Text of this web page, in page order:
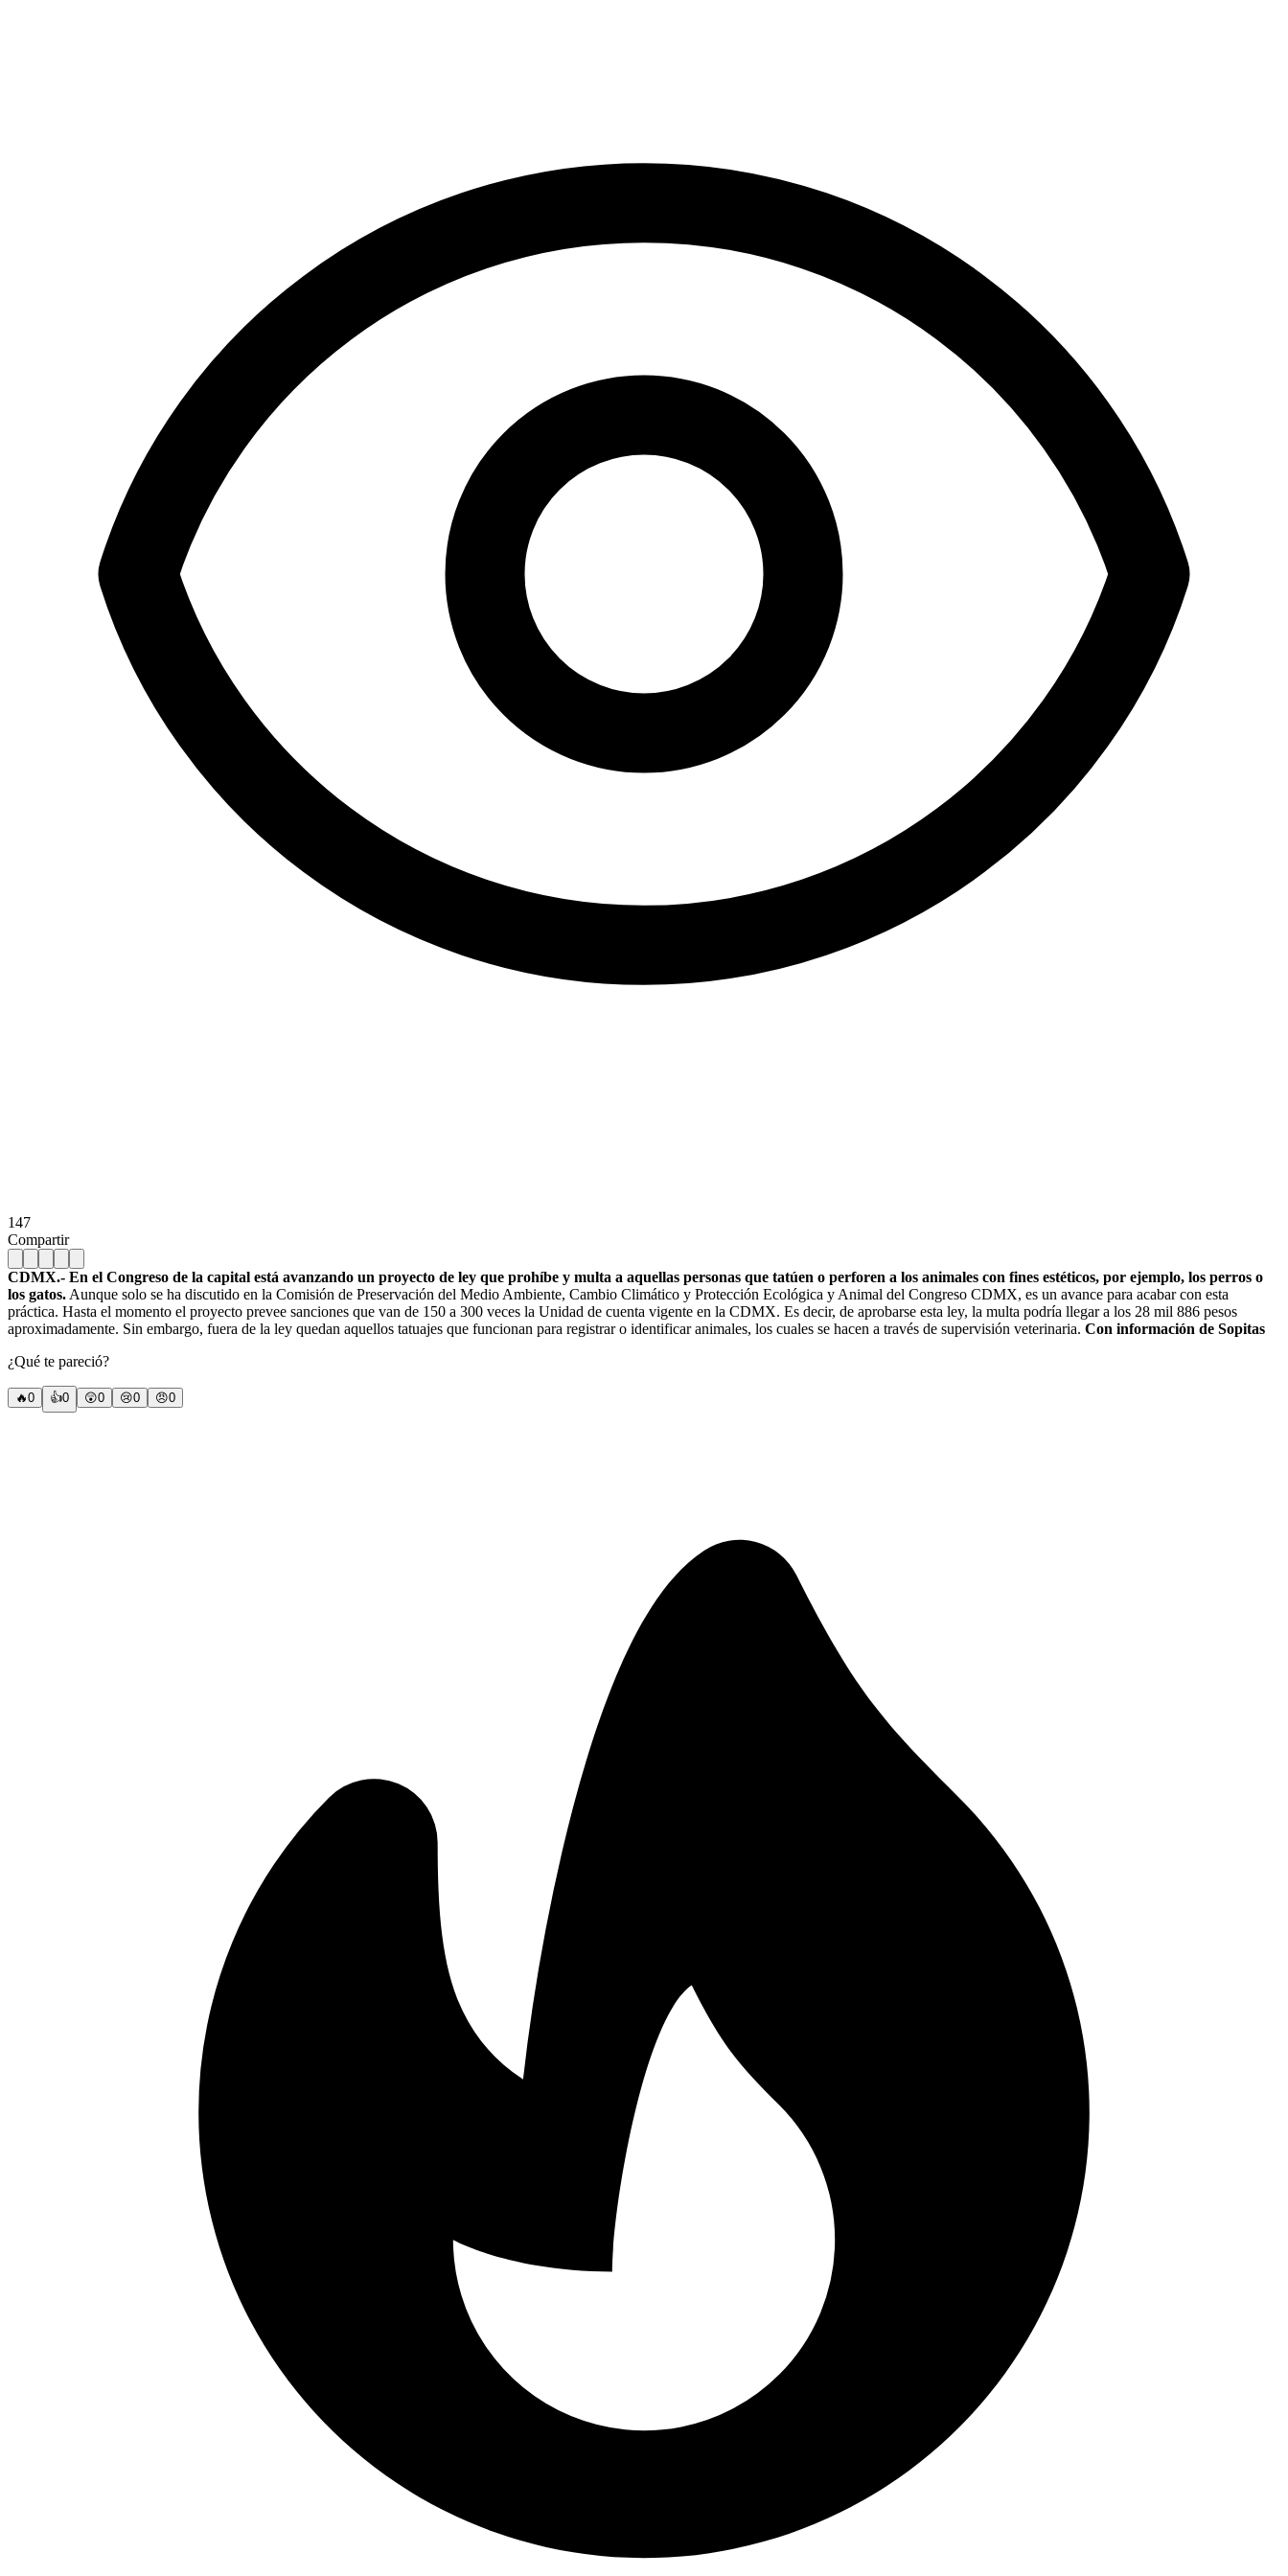
147
Compartir
CDMX.- En el Congreso de la capital está avanzando un proyecto de ley que prohíbe y multa a aquellas personas que tatúen o perforen a los animales con fines estéticos, por ejemplo, los perros o
los gatos. Aunque solo se ha discutido en la Comisión de Preservación del Medio Ambiente, Cambio Climático y Protección Ecológica y Animal del Congreso CDMX, es un avance para acabar con esta
práctica. Hasta el momento el proyecto prevee sanciones que van de 150 a 300 veces la Unidad de cuenta vigente en la CDMX. Es decir, de aprobarse esta ley, la multa podría llegar a los 28 mil 886 pesos
aproximadamente. Sin embargo, fuera de la ley quedan aquellos tatuajes que funcionan para registrar o identificar animales, los cuales se hacen a través de supervisión veterinaria. Con información de Sopitas
¿Qué te pareció?
🔥0 👍0 😲0 😢0 😠0